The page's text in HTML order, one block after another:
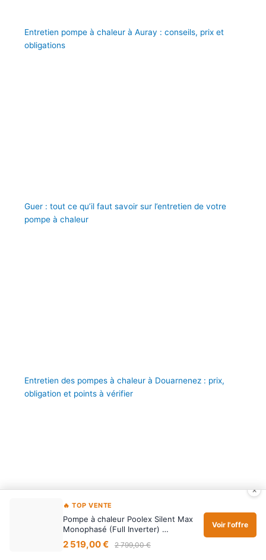
Entretien pompe à chaleur à Auray : conseils, prix et
obligations
Guer : tout ce qu’il faut savoir sur l’entretien de votre
pompe à chaleur
Entretien des pompes à chaleur à Douarnenez : prix,
obligation et points à vérifier
×
🔥 TOP VENTE
Pompe à chaleur Poolex Silent Max
Monophasé (Full Inverter) …
2 519,00 € 2 799,00 €
Voir l'offre